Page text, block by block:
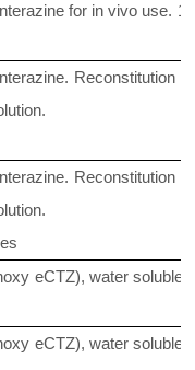
for in vivo use.
Reconstitution
Reconstitution
eCTZ), water soluble
eCTZ), water soluble